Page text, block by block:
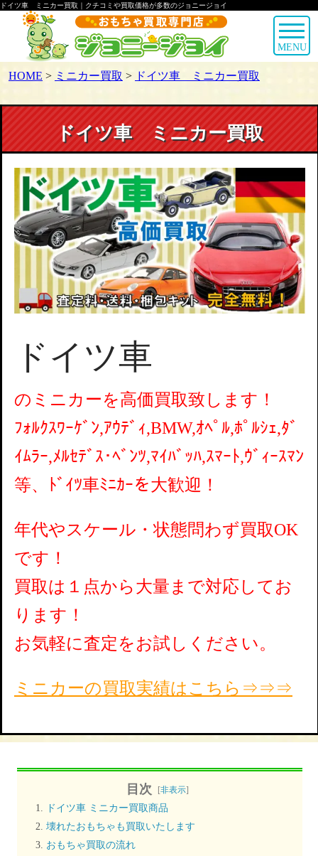
ドイツ車 ミニカー買取｜クチコミや買取価格が多数のジョニージョイ
MENU
HOME > ミニカー買取 > ドイツ車 ミニカー買取
ドイツ車 ミニカー買取
ドイツ車
のミニカーを高価買取致します！
ﾌｫﾙｸｽﾜｰｹﾞﾝ,ｱｳﾃﾞｨ,BMW,ｵﾍﾟﾙ,ﾎﾟﾙｼｪ,ﾀﾞ
ｲﾑﾗｰ,ﾒﾙｾﾃﾞｽ･ﾍﾞﾝﾂ,ﾏｲﾊﾞｯﾊ,ｽﾏｰﾄ,ｳﾞｨｰｽﾏﾝ
等、ﾄﾞｲﾂ車ﾐﾆｶｰを大歓迎！
年代やスケール・状態問わず買取OK
です！
買取は１点から大量まで対応してお
ります！
お気軽に査定をお試しください。
ミニカーの買取実績はこちら⇒⇒⇒
目次 [非表示]
ドイツ車 ミニカー買取商品
壊れたおもちゃも買取いたします
おもちゃ買取の流れ